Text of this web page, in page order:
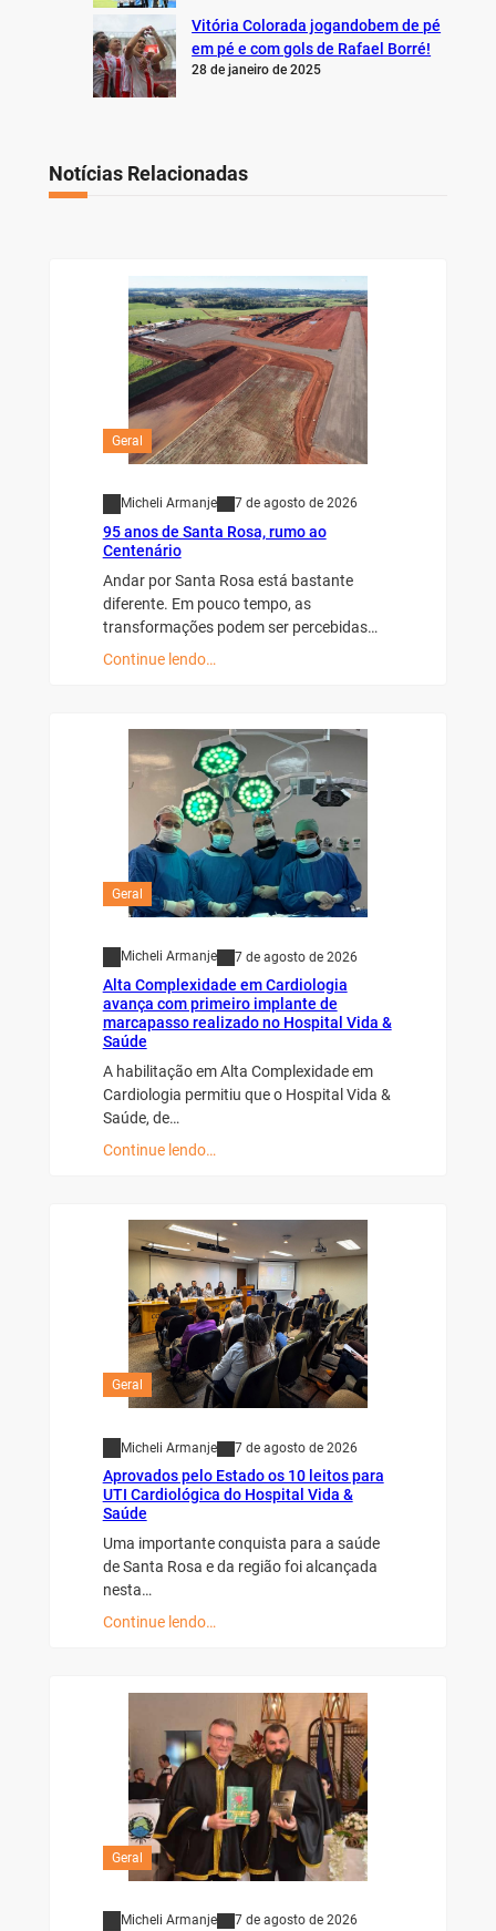
Vitória Colorada jogandobem de pé
em pé e com gols de Rafael Borré!
28 de janeiro de 2025
Notícias Relacionadas
Geral
Micheli Armanje 7 de agosto de 2026
95 anos de Santa Rosa, rumo ao
Centenário
Andar por Santa Rosa está bastante
diferente. Em pouco tempo, as
transformações podem ser percebidas…
Continue lendo…
Geral
Micheli Armanje 7 de agosto de 2026
Alta Complexidade em Cardiologia
avança com primeiro implante de
marcapasso realizado no Hospital Vida &
Saúde
A habilitação em Alta Complexidade em
Cardiologia permitiu que o Hospital Vida &
Saúde, de…
Continue lendo…
Geral
Micheli Armanje 7 de agosto de 2026
Aprovados pelo Estado os 10 leitos para
UTI Cardiológica do Hospital Vida &
Saúde
Uma importante conquista para a saúde
de Santa Rosa e da região foi alcançada
nesta…
Continue lendo…
Geral
Micheli Armanje 7 de agosto de 2026